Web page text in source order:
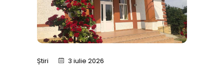
Știri 3 iulie 2026